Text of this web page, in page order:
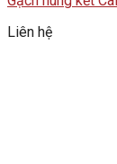
Liên hệ